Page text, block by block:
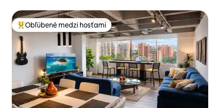
Najobľúbenejšie medzi hosťami
Obľúbené medzi hosťami